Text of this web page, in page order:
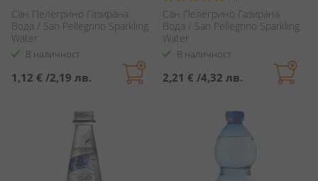
Сан Пелегрино Газирана
Вода / San Pellegrino Sparkling
Water
В наличност
1,12 € /2,19 лв.
100%
Сан Пелегрино Газирана
Вода / San Pellegrino Sparkling
Water
В наличност
2,21 € /4,32 лв.